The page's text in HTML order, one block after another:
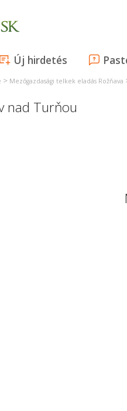
Új hirdetés
> Mezőgazdasági telkek eladás Rožňava
nad Turňou